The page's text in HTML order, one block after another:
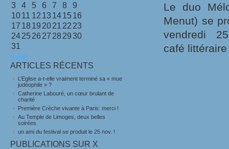
Le duo
Menut) se
vendredi
café
3
4 5 6 7 8
9
1011 12 13141516
17 1819 2021 22 23
242526 27 282930
31
« Avr
ARTICLES RÉCENTS
L’Eglise a-t-elle vraiment terminé sa « mue
judéophile » ?
Catherine Labouré, un cœur brulant de
charité
Première Crèche vivante à Paris: merci !
Au Temple de Limoges, deux belles
soirées
un ami du festival se produit le 25 nov. !
PUBLICATIONS SUR X